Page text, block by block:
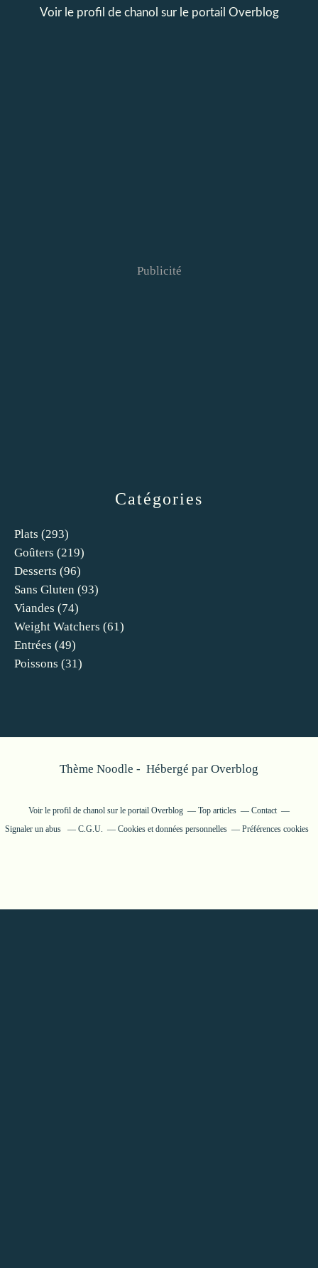
Catégories
Plats (293)
Goûters (219)
Desserts (96)
Sans Gluten (93)
Viandes (74)
Weight Watchers (61)
Entrées (49)
Poissons (31)
Voir le profil de chanol sur le portail Overblog
Publicité
Thème Noodle - Hébergé par Overblog
Voir le profil de chanol sur le portail Overblog Top articles
Contact
Signaler un abus
C.G.U. Cookies et données personnelles Préférences cookies